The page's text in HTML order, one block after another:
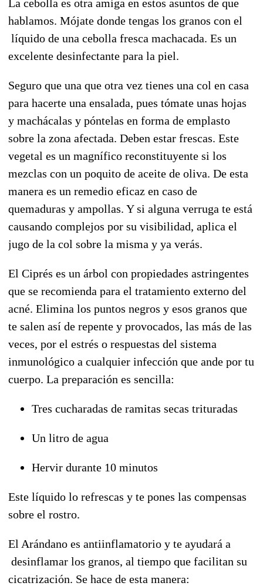
La cebolla es otra amiga en estos asuntos de que
hablamos. Mójate donde tengas los granos con el
líquido de una cebolla fresca machacada. Es un
excelente desinfectante para la piel.
Seguro que una que otra vez tienes una col en casa
para hacerte una ensalada, pues tómate unas hojas
y machácalas y póntelas en forma de emplasto
sobre la zona afectada. Deben estar frescas. Este
vegetal es un magnífico reconstituyente si los
mezclas con un poquito de aceite de oliva. De esta
manera es un remedio eficaz en caso de
quemaduras y ampollas. Y si alguna verruga te está
causando complejos por su visibilidad, aplica el
jugo de la col sobre la misma y ya verás.
El Ciprés es un árbol con propiedades astringentes
que se recomienda para el tratamiento externo del
acné. Elimina los puntos negros y esos granos que
te salen así de repente y provocados, las más de las
veces, por el estrés o respuestas del sistema
inmunológico a cualquier infección que ande por tu
cuerpo. La preparación es sencilla:
Tres cucharadas de ramitas secas trituradas
Un litro de agua
Hervir durante 10 minutos
Este líquido lo refrescas y te pones las compensas
sobre el rostro.
El Arándano es antiinflamatorio y te ayudará a
desinflamar los granos, al tiempo que facilitan su
cicatrización. Se hace de esta manera: